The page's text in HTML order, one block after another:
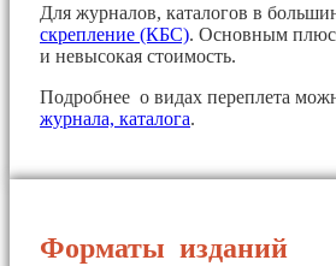
Для журналов, каталогов в
скрепление (КБС). Основным
и невысокая стоимость.
Подробнее о видах переплета
журнала, каталога.
Форматы изданий